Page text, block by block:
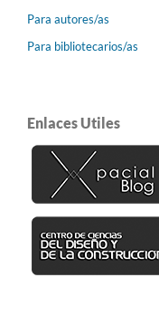
Para autores/as
Para bibliotecarios/as
Enlaces Utiles